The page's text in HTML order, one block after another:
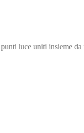
luce uniti insieme da